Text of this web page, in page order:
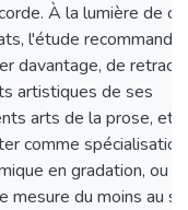
À la lumière de
l'étude recommande
davantage, de
artistiques de ses
arts de la prose, et
comme spécialisation
en gradation, ou
mesure du moins au